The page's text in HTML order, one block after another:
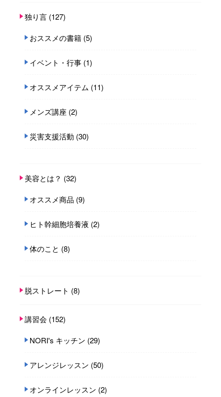
独り言 (127)
おススメの書籍 (5)
イベント・行事 (1)
オススメアイテム (11)
メンズ講座 (2)
災害支援活動 (30)
美容とは？ (32)
オススメ商品 (9)
ヒト幹細胞培養液 (2)
体のこと (8)
脱ストレート (8)
講習会 (152)
NORI's キッチン (29)
アレンジレッスン (50)
オンラインレッスン (2)